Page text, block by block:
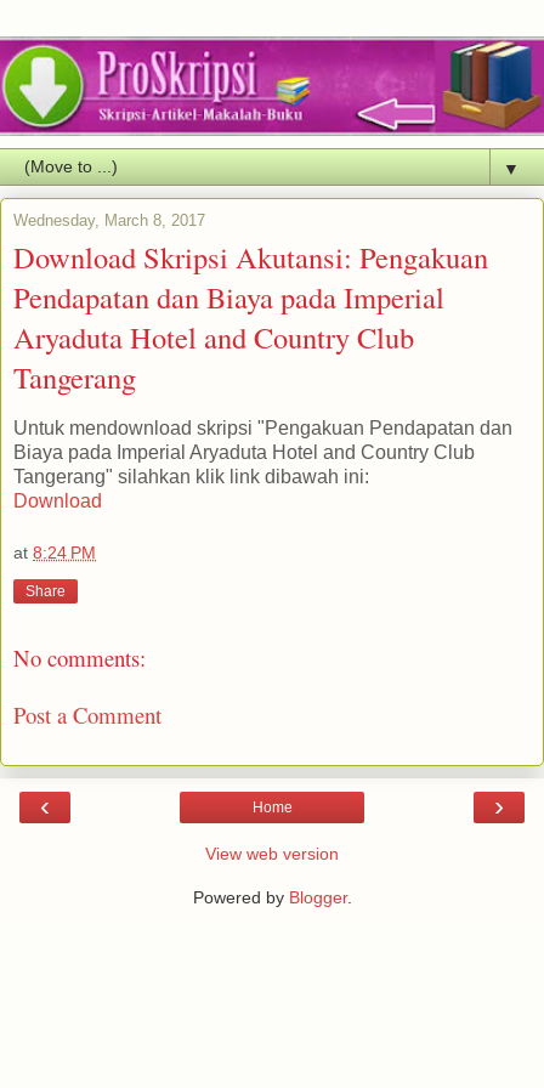
▼
Wednesday, March 8, 2017
Download Skripsi Akutansi: Pengakuan
Pendapatan dan Biaya pada Imperial
Aryaduta Hotel and Country Club
Tangerang
Untuk mendownload skripsi "Pengakuan Pendapatan dan
Biaya pada Imperial Aryaduta Hotel and Country Club
Tangerang" silahkan klik link dibawah ini:
Download
at 8:24 PM
Share
No comments:
Post a Comment
‹ ›
Home
View web version
Powered by Blogger.